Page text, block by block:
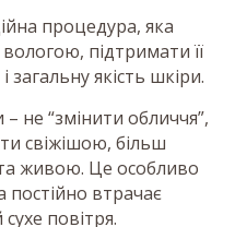
процедура, яка
підтримати її
якість шкіри.
не “змінити обличчя”,
свіжішою, більш
живою. Це особливо
постійно втрачає
повітря.